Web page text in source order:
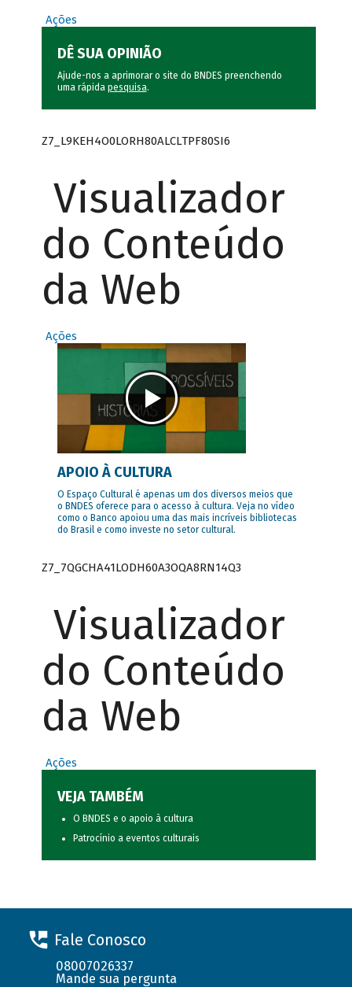
Ações
DÊ SUA OPINIÃO
Ajude-nos a aprimorar o site do BNDES preenchendo
uma rápida pesquisa.
Z7_L9KEH4O0LORH80ALCLTPF80SI6
Visualizador
do Conteúdo
da Web
Ações
APOIO À CULTURA
O Espaço Cultural é apenas um dos diversos meios que
o BNDES oferece para o acesso à cultura. Veja no vídeo
como o Banco apoiou uma das mais incríveis bibliotecas
do Brasil e como investe no setor cultural.
Z7_7QGCHA41LODH60A3OQA8RN14Q3
Visualizador
do Conteúdo
da Web
Ações
VEJA TAMBÉM
O BNDES e o apoio à cultura
Patrocínio a eventos culturais
Fale Conosco
08007026337
Mande sua pergunta